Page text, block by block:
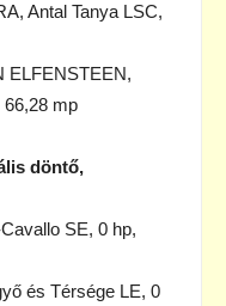
Antal Tanya LSC,
ELFENSTEEN,
66,28 mp
döntő,
SE, 0 hp,
és Térsége LE, 0